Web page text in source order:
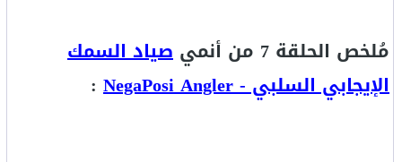
مُلخص الحلقة 7 من أنمي
صياد السمك
الإيجابي السلبي - NegaPosi Angler
: